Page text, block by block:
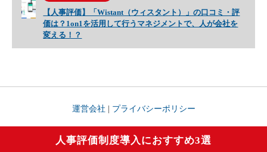
【人事評価】「Wistant（ウィスタント）」の口コミ・評
価は？1on1を活用して行うマネジメントで、人が会社を
変える！？
運営会社 | プライバシーポリシー
© 人事評価の神様 All Rights Reserved.
人事評価制度導入におすすめ3選